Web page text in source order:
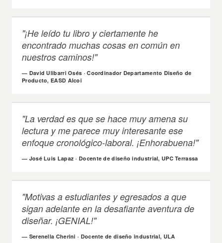
"¡He leído tu libro y ciertamente he
encontrado muchas cosas en común en
nuestros caminos!"
— David Ulibarri Osés · Coordinador Departamento Diseño de
Producto, EASD Alcoi
"La verdad es que se hace muy amena su
lectura y me parece muy interesante ese
enfoque cronológico-laboral. ¡Enhorabuena!"
— José Luis Lapaz · Docente de diseño industrial, UPC Terrassa
"Motivas a estudiantes y egresados a que
sigan adelante en la desafiante aventura de
diseñar. ¡GENIAL!"
— Serenella Cherini · Docente de diseño industrial, ULA